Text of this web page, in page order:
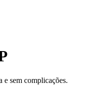
e sem complicações.